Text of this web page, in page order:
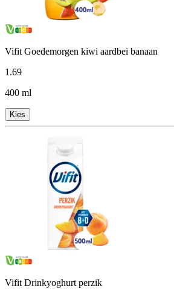
Vifit Goedemorgen kiwi aardbei banaan
1.69
400 ml
Kies
Vifit Drinkyoghurt perzik